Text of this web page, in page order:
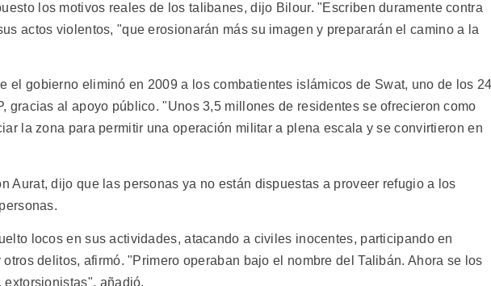
los motivos reales de los talibanes, dijo Bilour. "Escriben duramente contra
actos violentos, "que erosionarán más su imagen y prepararán el camino a la
el gobierno eliminó en 2009 a los combatientes islámicos de Swat, uno de los
gracias al apoyo público. "Unos 3,5 millones de residentes se ofrecieron como
la zona para permitir una operación militar a plena escala y se convirtieron en
Aurat, dijo que las personas ya no están dispuestas a proveer refugio a los
locos en sus actividades, atacando a civiles inocentes, participando en
delitos, afirmó. "Primero operaban bajo el nombre del Talibán. Ahora se los
extorsionistas", añadió.